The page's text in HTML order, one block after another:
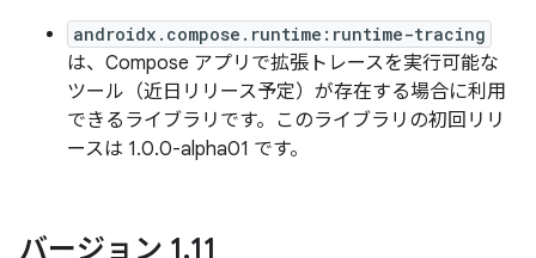
androidx.compose.runtime:runtime-tracing
は、Compose アプリで拡張トレースを実行可能な
ツール（近日リリース予定）が存在する場合に利用
できるライブラリです。このライブラリの初回リリ
ースは 1.0.0-alpha01 です。
バージョン 1.11